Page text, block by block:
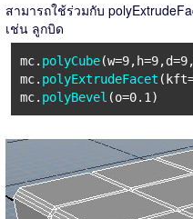
สามารถใช้ร่วมกับ
เช่น ลูกบิด
mc. polyCube
mc. polyExtrudeFacet
mc. polyBevel (o=0.1)